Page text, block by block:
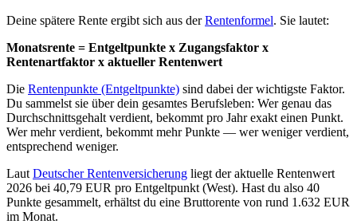
Deine spätere Rente ergibt sich aus derRentenformel. Sie lautet:
Monatsrente = Entgeltpunkte x Zugangsfaktor x
Rentenartfaktor x aktueller Rentenwert
Die Rentenpunkte (Entgeltpunkte) sind dabei der wichtigste Faktor.
Du sammelst sie über dein gesamtes Berufsleben: Wer genau das
Durchschnittsgehalt verdient, bekommt pro Jahr exakt einen Punkt.
Wer mehr verdient, bekommt mehr Punkte — wer weniger verdient,
entsprechend weniger.
Laut Deutscher Rentenversicherung liegt der aktuelle Rentenwert
2026 bei 40,79 EUR pro Entgeltpunkt (West). Hast du also 40
Punkte gesammelt, erhältst du eine Bruttorente von rund 1.632 EUR
im Monat.